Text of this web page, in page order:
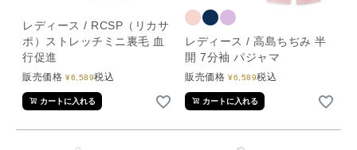
レディース / RCSP（リカサ
ポ）ストレッチミニ裏毛 血
行促進
販売価格 ¥6,589税込
カートに入れる
レディース / 高島ちぢみ 半
開 7分袖 パジャマ
販売価格 ¥6,589税込
カートに入れる